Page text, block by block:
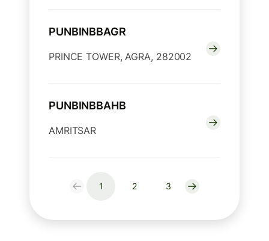
PUNBINBBAGR
PRINCE TOWER, AGRA, 282002
PUNBINBBAHB
AMRITSAR
1 2 3